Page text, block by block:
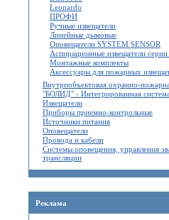
Leonardo
ПРОФИ
Ручные извещатели
Линейные дымовые
Оповещатели SYSTEM SENSOR
Аспирационные извещатели
Монтажные комплекты
Аксессуары для пожарных
Внутриобъектовая охранно-
"БОЛИД" - Интегрированная
Извещатели
Приборы приемно-контрольные
Источники питания
Оповещатели
Провода и кабели
Системы оповещения, управления
трансляции
Реклама